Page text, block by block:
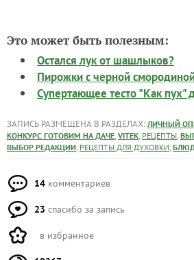
Это может быть полезным:
Остался лук от шашлыков?
Пирожки с черной
Супертающее тесто "Как пух"
ЗАПИСЬ РАЗМЕЩЕНА В РАЗДЕЛАХ: ЛИЧНЫЙ
КОНКУРС ГОТОВИМ НА ДАЧЕ, VITEK, РЕЦЕПТЫ,
ВЫБОР РЕДАКЦИИ, РЕЦЕПТЫ ДЛЯ ДУХОВКИ,
14 комментариев
23 спасибо за запись
в избранное